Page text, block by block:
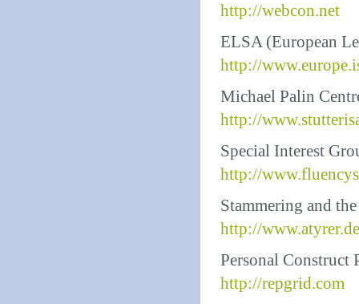
http://webcon.net
ELSA (European
http://
Michael Palin
http://
Special Interest
http://
Stammering and
http://
Personal Construct
http://repgrid.com